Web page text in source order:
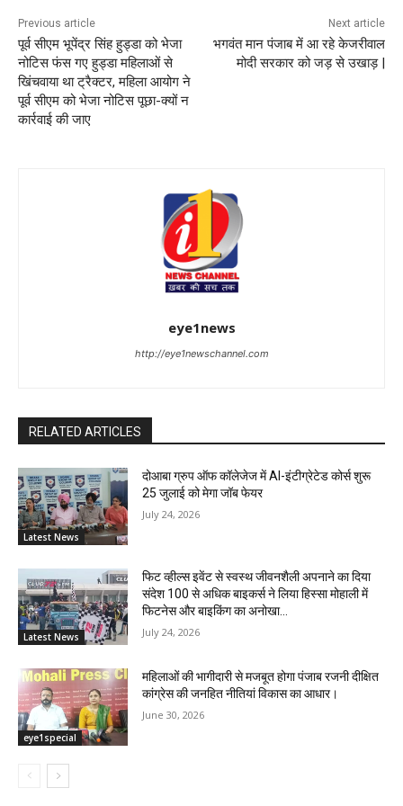
Previous article
पूर्व सीएम भूपेंद्र सिंह हुड्डा को भेजा
नोटिस फंस गए हुड्डा महिलाओं से
खिंचवाया था ट्रैक्टर, महिला आयोग ने
पूर्व सीएम को भेजा नोटिस पूछा-क्यों न
कार्रवाई की जाए
Next article
भगवंत मान पंजाब में आ रहे केजरीवाल
मोदी सरकार को जड़ से उखाड़ |
eye1news
http://eye1newschannel.com
RELATED ARTICLES
Latest News
दोआबा ग्रुप ऑफ कॉलेजेज में AI-इंटीग्रेटेड कोर्स शुरू
25 जुलाई को मेगा जॉब फेयर
July 24, 2026
Latest News
फिट व्हील्स इवेंट से स्वस्थ जीवनशैली अपनाने का दिया
संदेश 100 से अधिक बाइकर्स ने लिया हिस्सा मोहाली में
फिटनेस और बाइकिंग का अनोखा...
July 24, 2026
eye1special
महिलाओं की भागीदारी से मजबूत होगा पंजाब रजनी दीक्षित
कांग्रेस की जनहित नीतियां विकास का आधार।
June 30, 2026